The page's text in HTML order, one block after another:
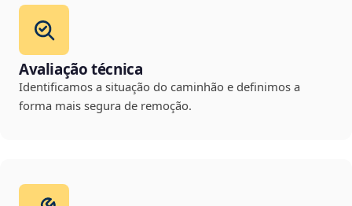
Avaliação técnica
Identificamos a situação do caminhão e definimos a
forma mais segura de remoção.